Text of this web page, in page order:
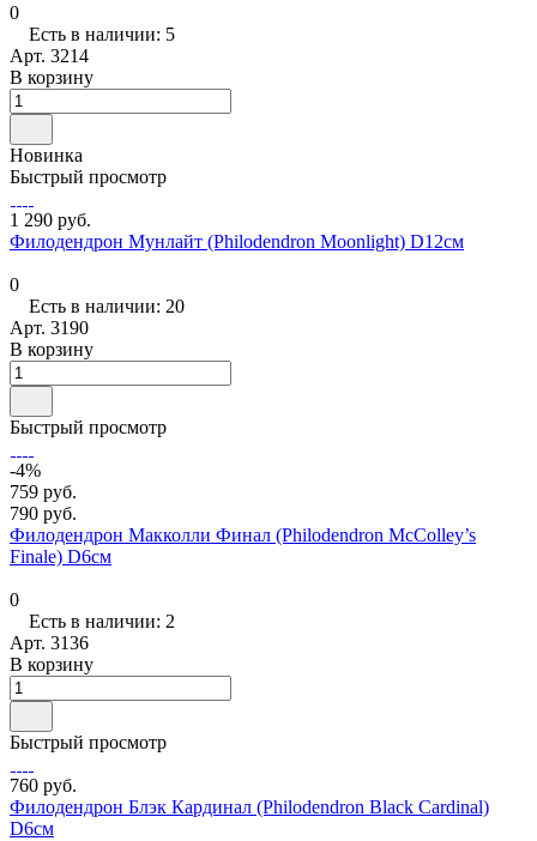
0
Есть в наличии: 5
Арт. 3214
В корзину
Новинка
Быстрый просмотр
1 290 руб.
Филодендрон Мунлайт (Philodendron Moonlight) D12см
0
Есть в наличии: 20
Арт. 3190
В корзину
Быстрый просмотр
-4%
759 руб.
790 руб.
Филодендрон Макколли Финал (Philodendron McColley’s
Finale) D6см
0
Есть в наличии: 2
Арт. 3136
В корзину
Быстрый просмотр
760 руб.
Филодендрон Блэк Кардинал (Philodendron Black Cardinal)
D6см